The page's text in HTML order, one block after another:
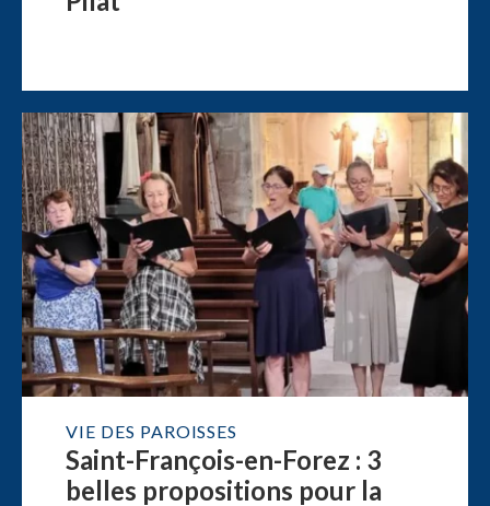
VIE DES PAROISSES
Saint-François-en-Forez : 3
belles propositions pour la